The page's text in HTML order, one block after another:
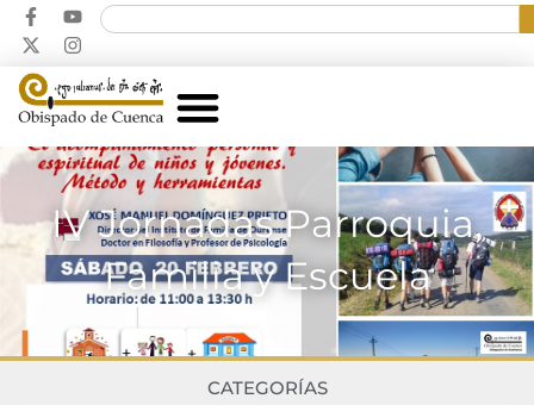
IV Jornadas Parroquia,
Familia y Escuela
CATEGORÍAS